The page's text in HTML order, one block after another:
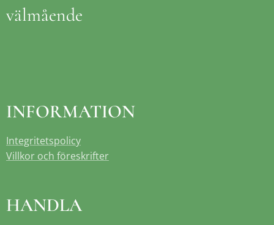
välmående
INFORMATION
Integritetspolicy
Villkor och föreskrifter
HANDLA